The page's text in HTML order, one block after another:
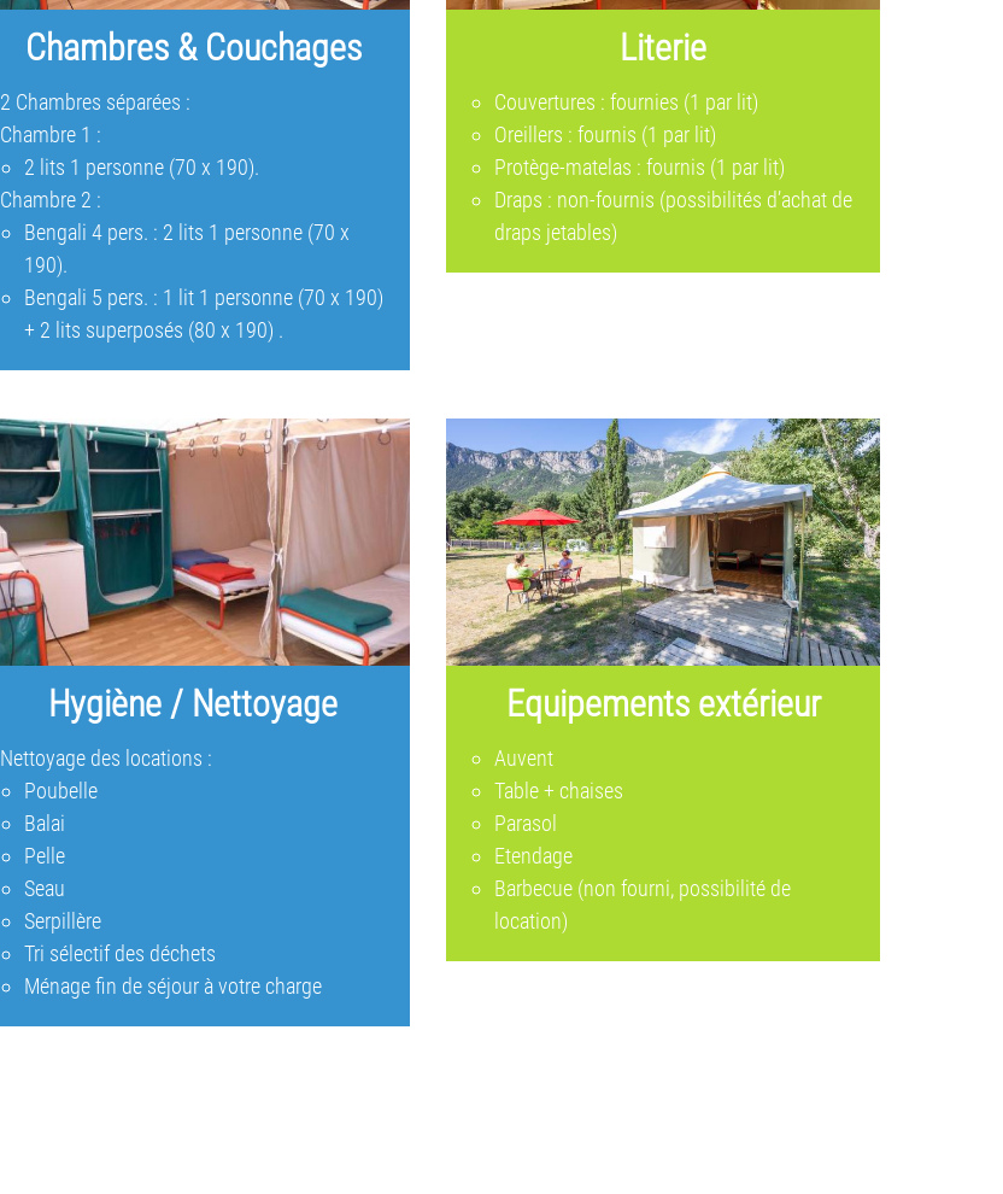
Chambres & Couchages
2 Chambres séparées :
Chambre 1 :
2 lits 1 personne (70 x 190).
Chambre 2 :
Bengali 4 pers. : 2 lits 1 personne (70 x
190).
Bengali 5 pers. : 1 lit 1 personne (70 x 190)
+ 2 lits superposés (80 x 190) .
Literie
Couvertures : fournies (1 par lit)
Oreillers : fournis (1 par lit)
Protège-matelas : fournis (1 par lit)
Draps : non-fournis (possibilités d’achat de
draps jetables)
Hygiène / Nettoyage
Nettoyage des locations :
Poubelle
Balai
Pelle
Seau
Serpillère
Tri sélectif des déchets
Ménage fin de séjour à votre charge
Equipements extérieur
Auvent
Table + chaises
Parasol
Etendage
Barbecue (non fourni, possibilité de
location)